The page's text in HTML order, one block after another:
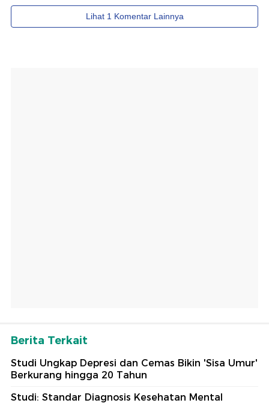
Berita Terkait
Studi Ungkap Depresi dan Cemas Bikin 'Sisa Umur'
Berkurang hingga 20 Tahun
Studi: Standar Diagnosis Kesehatan Mental